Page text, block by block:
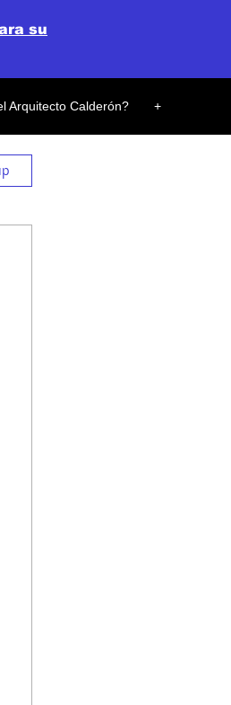
Arquitecto Calderón? +
su